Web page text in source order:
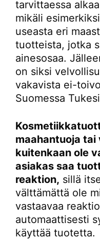
tarvittaessa
mikäli
useasta eri
tuotteista, jotka
ainesosaa.
on siksi
vakavista ei-
Suomessa
maahantuoja tai
kuitenkaan ole
asiakas saa
reaktion, sillä
välttämättä ole
vastaavaa
automaattisesti
käyttää tuotetta.